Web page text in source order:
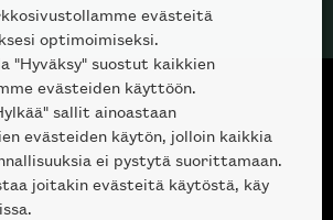
evästeitä
optimoimiseksi.
"Hyväksy" suostut kaikkien
evästeiden käyttöön.
sallit ainoastaan
evästeiden käytön, jolloin kaikkia
ei pystytä suorittamaan.
joitakin evästeitä käytöstä, käy